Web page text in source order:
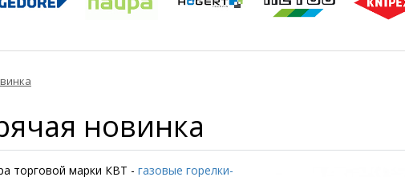
новинка
торговой марки КВТ - газовые горелки-